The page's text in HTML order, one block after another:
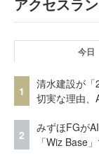
今日
1
清水建設が
切実な理由
2
みずほFGが
「Wiz Base